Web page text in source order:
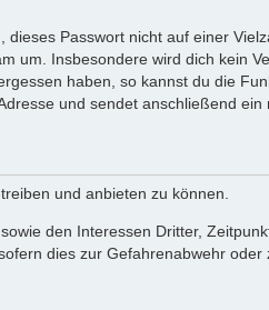
Passwort nicht auf einer
um. Insbesondere wird dich kein
haben, so kannst du die
und sendet anschließend ein
und anbieten zu können.
den Interessen Dritter,
dies zur Gefahrenabwehr oder